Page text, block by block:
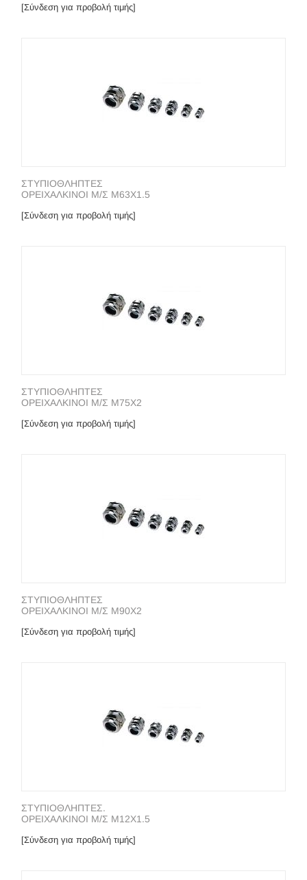
[Σύνδεση για προβολή τιμής]
ΣΤΥΠΙΟΘΛΗΠΤΕΣ
ΟΡΕΙΧΑΛΚΙΝΟΙ Μ/Σ Μ63Χ1.5
[Σύνδεση για προβολή τιμής]
ΣΤΥΠΙΟΘΛΗΠΤΕΣ
ΟΡΕΙΧΑΛΚΙΝΟΙ Μ/Σ Μ75X2
[Σύνδεση για προβολή τιμής]
ΣΤΥΠΙΟΘΛΗΠΤΕΣ
ΟΡΕΙΧΑΛΚΙΝΟΙ Μ/Σ Μ90X2
[Σύνδεση για προβολή τιμής]
ΣΤΥΠΙΟΘΛΗΠΤΕΣ.
ΟΡΕΙΧΑΛΚΙΝΟΙ Μ/Σ Μ12Χ1.5
[Σύνδεση για προβολή τιμής]